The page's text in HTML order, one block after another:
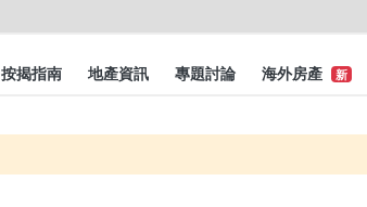
按揭指南 地產資訊 專題討論 海外房產 新